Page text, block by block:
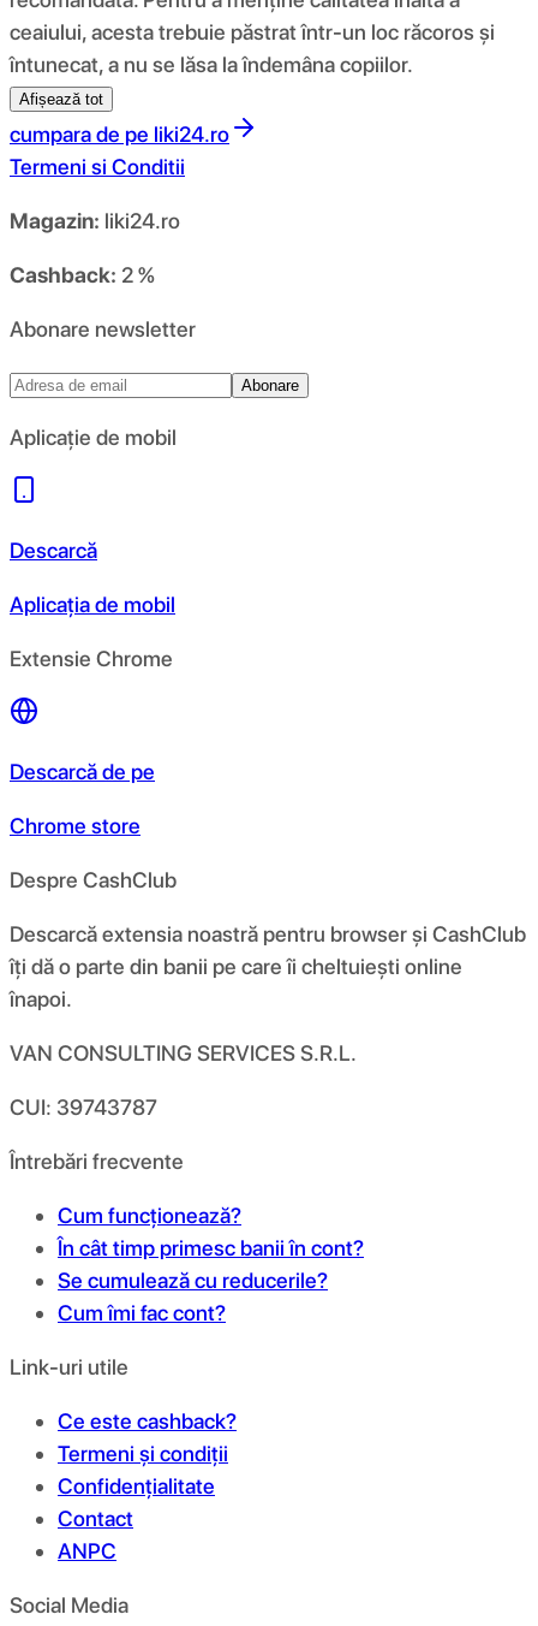
ceaiului, acesta trebuie păstrat într-un loc răcoros și
întunecat, a nu se lăsa la îndemâna copiilor.
Afișează tot
cumpara de pe liki24.ro
Termeni si Conditii
Magazin: liki24.ro
Cashback: 2 %
Abonare newsletter
Abonare
Aplicație de mobil
Descarcă
Aplicația de mobil
Extensie Chrome
Descarcă de pe
Chrome store
Despre CashClub
Descarcă extensia noastră pentru browser și CashClub
îți dă o parte din banii pe care îi cheltuiești online
înapoi.
VAN CONSULTING SERVICES S.R.L.
CUI: 39743787
Întrebări frecvente
Cum funcționează?
În cât timp primesc banii în cont?
Se cumulează cu reducerile?
Cum îmi fac cont?
Link-uri utile
Ce este cashback?
Termeni și condiții
Confidențialitate
Contact
ANPC
Social Media